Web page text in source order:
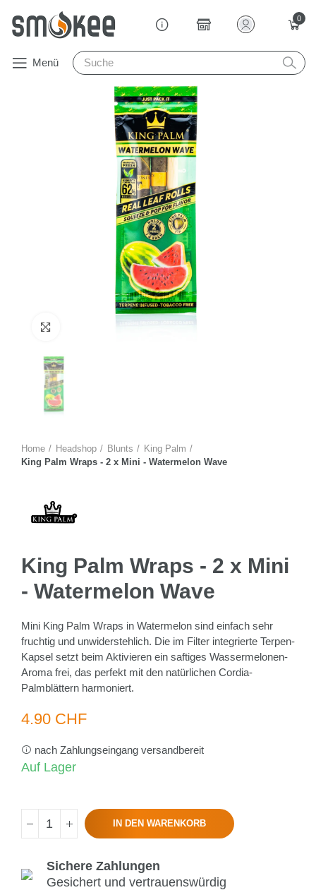
0
Menü
Home Headshop Blunts
King Palm
King Palm Wraps - 2 x Mini - Watermelon Wave
King Palm Wraps - 2 x Mini
- Watermelon Wave
Mini King Palm Wraps in Watermelon sind einfach sehr
fruchtig und unwiderstehlich. Die im Filter integrierte Terpen-
Kapsel setzt beim Aktivieren ein saftiges Wassermelonen-
Aroma frei, das perfekt mit den natürlichen Cordia-
Palmblättern harmoniert.
4.90 CHF
nach Zahlungseingang versandbereit
Auf Lager
IN DEN WARENKORB
Sichere Zahlungen
Gesichert und vertrauenswürdig